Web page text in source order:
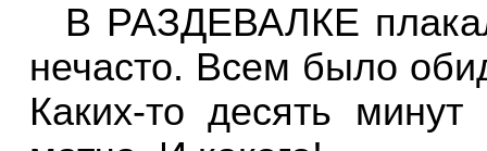
В РАЗДЕВАЛКЕ
нечасто. Всем было
Каких-то десять